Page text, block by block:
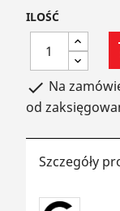
ILOŚĆ
 Na
od
Szczegóły